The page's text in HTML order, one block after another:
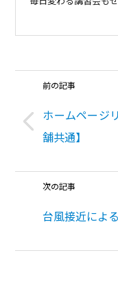
前の記事
ホームページ
舗共通】
次の記事
台風接近によ